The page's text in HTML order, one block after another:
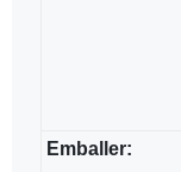
Emballer: